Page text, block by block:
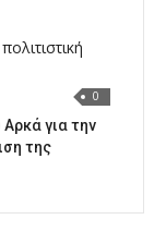
0
για την
της